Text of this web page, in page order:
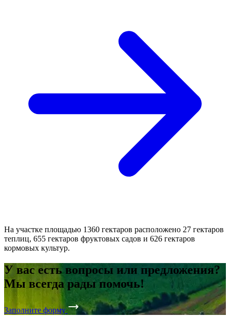
На участке площадью 1360 гектаров расположено 27 гектаров
теплиц, 655 гектаров фруктовых садов и 626 гектаров
кормовых культур.
У вас есть вопросы или предложения?
Мы всегда рады помочь!
Заполните форму